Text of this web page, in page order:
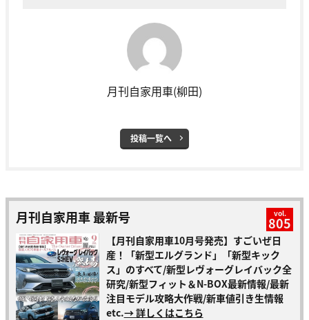
月刊自家用車(柳田)
投稿一覧へ
月刊自家用車 最新号 vol.
805
【月刊自家用車10月号発売】すごいぜ日
産！「新型エルグランド」「新型キック
ス」のすべて/新型レヴォーグレイバック全
研究/新型フィット＆N-BOX最新情報/最新
注目モデル攻略大作戦/新車値引き生情報
etc.→ 詳しくはこちら